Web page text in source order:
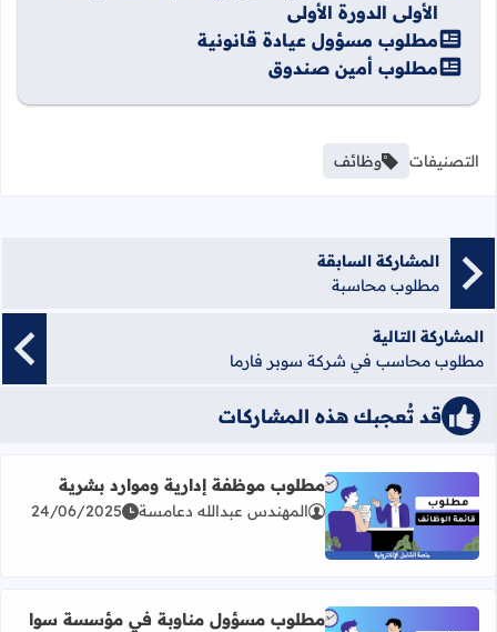
الأولى الدورة الأولى
مطلوب مسؤول عيادة قانونية
مطلوب أمين صندوق
التصنيفات وظائف
المشاركة السابقة
مطلوب محاسبة
المشاركة التالية
مطلوب محاسب في شركة سوبر فارما
قد تُعجبك هذه المشاركات
اقرأ المزيد عن مطلوب موظفة إدارية وموارد بشرية
مطلوب موظفة إدارية وموارد بشرية
المهندس عبدالله دعامسة 24/06/2025
مطلوب مسؤول مناوبة في مؤسسة سوا